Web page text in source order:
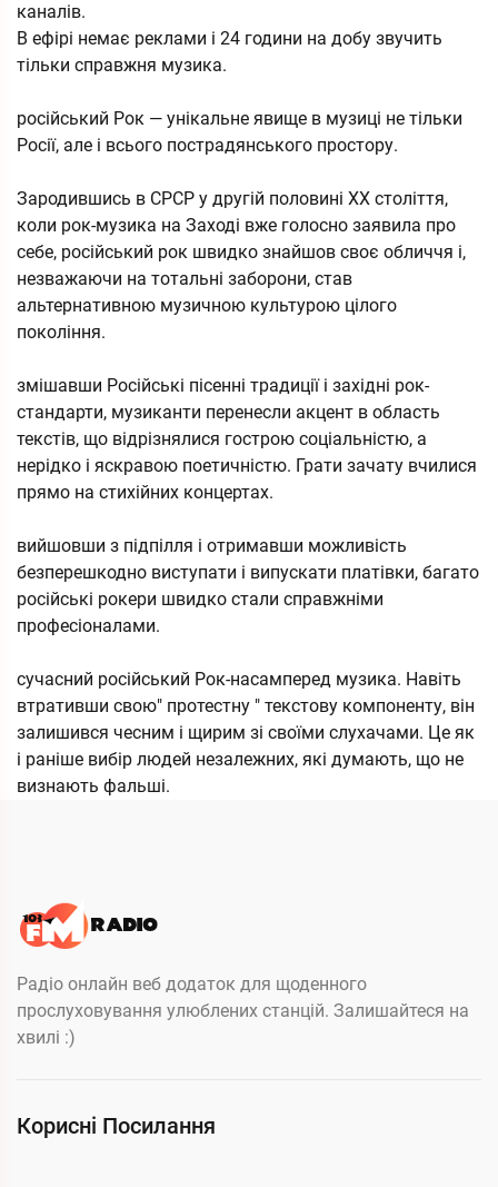
каналів.
В ефірі немає реклами і 24 години на добу звучить
тільки справжня музика.
російський Рок — унікальне явище в музиці не тільки
Росії, але і всього пострадянського простору.
Зародившись в СРСР у другій половині XX століття,
коли рок-музика на Заході вже голосно заявила про
себе, російський рок швидко знайшов своє обличчя і,
незважаючи на тотальні заборони, став
альтернативною музичною культурою цілого
покоління.
змішавши Російські пісенні традиції і західні рок-
стандарти, музиканти перенесли акцент в область
текстів, що відрізнялися гострою соціальністю, а
нерідко і яскравою поетичністю. Грати зачату вчилися
прямо на стихійних концертах.
вийшовши з підпілля і отримавши можливість
безперешкодно виступати і випускати платівки, багато
російські рокери швидко стали справжніми
професіоналами.
сучасний російський Рок-насамперед музика. Навіть
втративши свою" протестну " текстову компоненту, він
залишився чесним і щирим зі своїми слухачами. Це як
і раніше вибір людей незалежних, які думають, що не
визнають фальші.
Радіо онлайн веб додаток для щоденного
прослуховування улюблених станцій. Залишайтеся на
хвилі :)
Корисні Посилання